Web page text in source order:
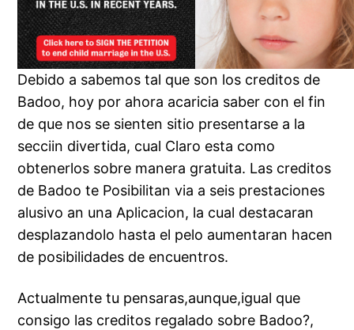
Debido a sabemos tal que son los creditos de
Badoo, hoy por ahora acaricia saber con el fin
de que nos se sienten sitio presentarse a la
secciin divertida, cual Claro esta como
obtenerlos sobre manera gratuita. Las creditos
de Badoo te Posibilitan via a seis prestaciones
alusivo an una Aplicacion, la cual destacaran
desplazandolo hasta el pelo aumentaran hacen
de posibilidades de encuentros.
Actualmente tu pensaras,aunque,igual que
consigo las creditos regalado sobre Badoo?,